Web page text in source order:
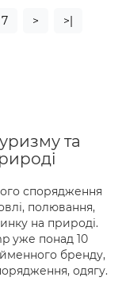
7 > >|
та
спорядження
полювання,
на природі.
уже понад 10
бренду,
одягу.